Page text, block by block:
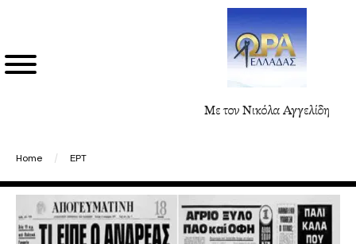
Με τον Νικόλα Αγγελίδη
Home / ΕΡΤ